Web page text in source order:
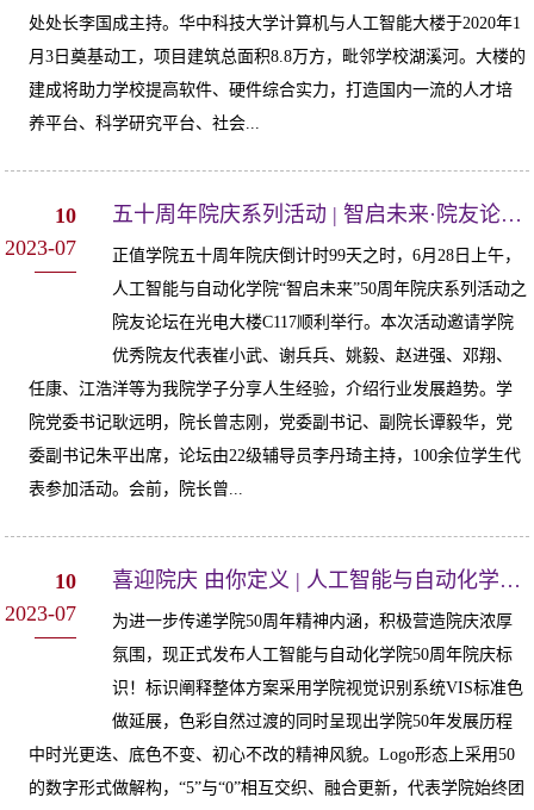
处处长李国成主持。华中科技大学计算机与人工智能大楼于2020年1
月3日奠基动工，项目建筑总面积8.8万方，毗邻学校湖溪河。大楼的
建成将助力学校提高软件、硬件综合实力，打造国内一流的人才培
养平台、科学研究平台、社会...
10
2023-07
五十周年院庆系列活动 | 智启未来·院友论坛（第一期）顺利举行
正值学院五十周年院庆倒计时99天之时，6月28日上午，
人工智能与自动化学院“智启未来”50周年院庆系列活动之
院友论坛在光电大楼C117顺利举行。本次活动邀请学院
优秀院友代表崔小武、谢兵兵、姚毅、赵进强、邓翔、
任康、江浩洋等为我院学子分享人生经验，介绍行业发展趋势。学
院党委书记耿远明，院长曾志刚，党委副书记、副院长谭毅华，党
委副书记朱平出席，论坛由22级辅导员李丹琦主持，100余位学生代
表参加活动。会前，院长曾...
10
2023-07
喜迎院庆 由你定义 | 人工智能与自动化学院50周年院庆标识揭晓！
为进一步传递学院50周年精神内涵，积极营造院庆浓厚
氛围，现正式发布人工智能与自动化学院50周年院庆标
识！标识阐释整体方案采用学院视觉识别系统VIS标准色
做延展，色彩自然过渡的同时呈现出学院50年发展历程
中时光更迭、底色不变、初心不改的精神风貌。Logo形态上采用50
的数字形式做解构，“5”与“0”相互交织、融合更新，代表学院始终团